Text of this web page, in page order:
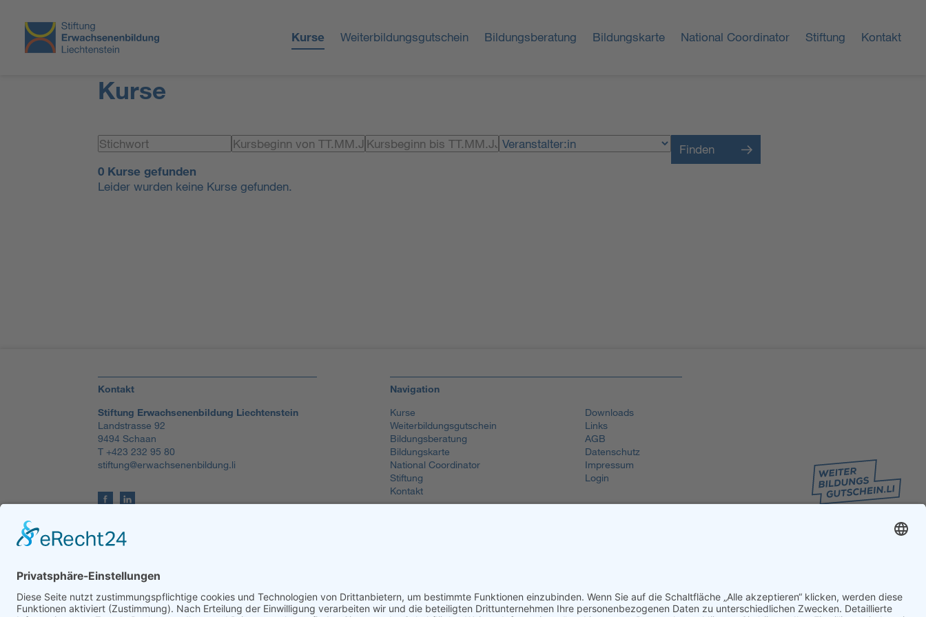
Kurse Weiterbildungsgutschein Bildungsberatung Bildungskarte National Coordinator Stiftung Kontakt
Kurse
Finden
0 Kurse gefunden
Leider wurden keine Kurse gefunden.
Kontakt
Stiftung Erwachsenenbildung Liechtenstein
Landstrasse 92
9494 Schaan
T +423 232 95 80
stiftung@erwachsenenbildung.li
Navigation
Kurse
Weiterbildungsgutschein
Bildungsberatung
Bildungskarte
National Coordinator
Stiftung
Kontakt
Downloads
Links
AGB
Datenschutz
Impressum
Login